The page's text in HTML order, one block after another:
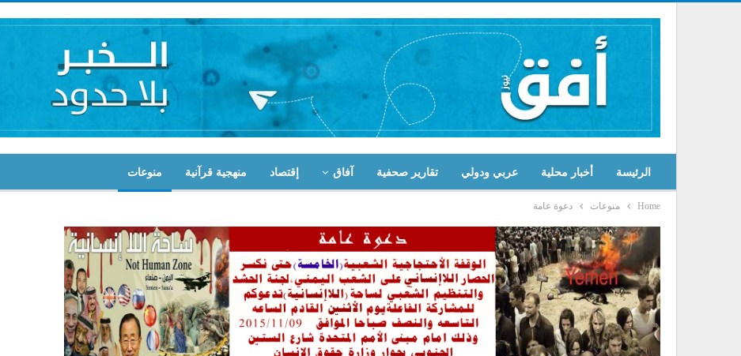
الرئيسة أخبار محلية عربي ودولي تقارير صحفية آفاق إقتصاد منهجية قرآنية منوعات
Home منوعات دعوة عامة